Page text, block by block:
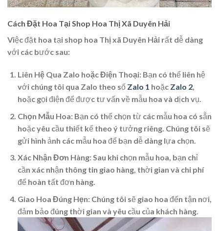
Cách Đặt Hoa Tại Shop Hoa Thị Xã Duyên Hải
Việc đặt hoa tại shop hoa Thị xã Duyên Hải rất dễ dàng
với các bước sau:
Liên Hệ Qua Zalo hoặc Điện Thoại: Bạn có thể liên hệ
với chúng tôi qua Zalo theo số Zalo 1 hoặc Zalo 2,
hoặc gọi điện để được tư vấn về mẫu hoa và dịch vụ.
Chọn Mẫu Hoa: Bạn có thể chọn từ các mẫu hoa có sẵn
hoặc yêu cầu thiết kế theo ý tưởng riêng. Chúng tôi sẽ
gửi hình ảnh các mẫu hoa để bạn dễ dàng lựa chọn.
Xác Nhận Đơn Hàng: Sau khi chọn mẫu hoa, bạn chỉ
cần xác nhận thông tin giao hàng, thời gian và chi phí
để hoàn tất đơn hàng.
Giao Hoa Đúng Hẹn: Chúng tôi sẽ giao hoa đến tận nơi,
đảm bảo đúng thời gian và yêu cầu của khách hàng.